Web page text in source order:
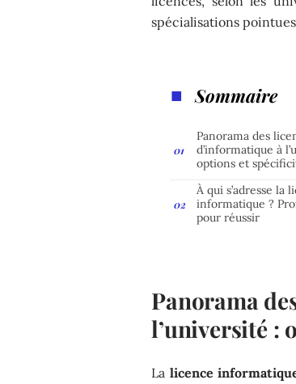
spécialisations
Sommaire
Panorama des
d’informatique à
options et
À qui s’adresse la
informatique ?
pour réussir
Panorama
l’université :
La licence